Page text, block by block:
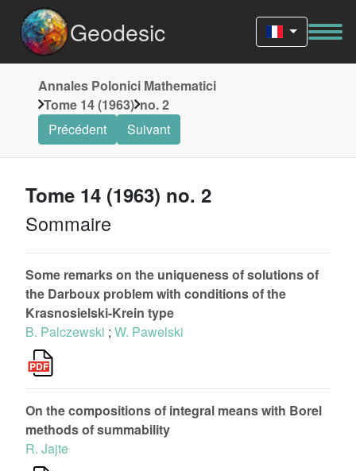
Geodesic
Annales Polonici Mathematici
Tome 14 (1963) no. 2
Précédent
Suivant
Tome 14 (1963) no. 2
Sommaire
Some remarks on the uniqueness of solutions of
the Darboux problem with conditions of the
Krasnosielski-Krein type
B. Palczewski ; W. Pawelski
On the compositions of integral means with Borel
methods of summability
R. Jajte